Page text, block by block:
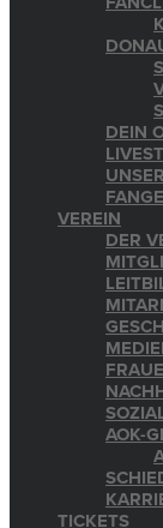
DEIN
VEREIN
DER
AOK-
TICKETS